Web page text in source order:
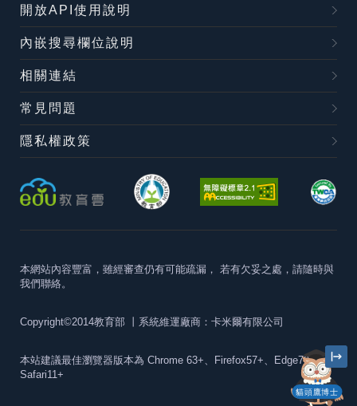
貓頭鷹博士
開放API使用說明
內嵌搜尋欄位說明
相關連結
常見問題
隱私權政策
本網站內容豐富，雖經審查仍有可能疏漏， 若有欠妥之處，請隨時與
我們聯絡。
Copyright©2014教育部 丨系統維運廠商：卡米爾有限公司
本站建議最佳瀏覽器版本為 Chrome 63+、Firefox57+、Edge79+及
Safari11+